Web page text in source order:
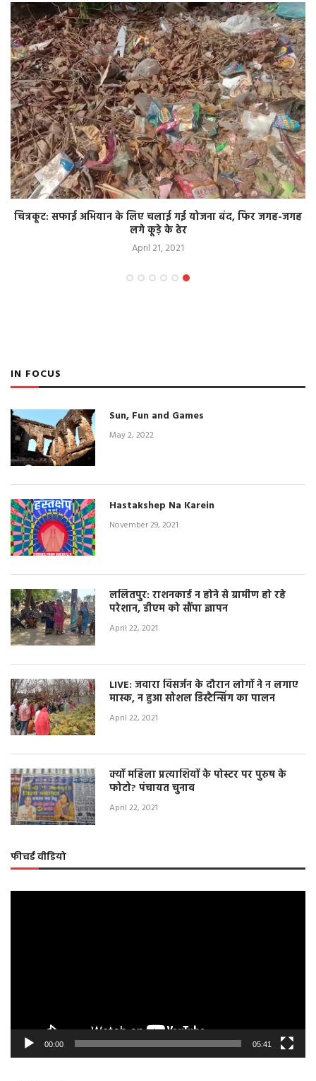
चित्रकूट: सफाई अभियान के लिए चलाई गई योजना बंद, फिर जगह-जगह
लगे कूड़े के ढेर
April 21, 2021
IN FOCUS
Sun, Fun and Games
May 2, 2022
Hastakshep Na Karein
November 29, 2021
ललितपुर: राशनकार्ड न होने से ग्रामीण हो रहे
परेशान, डीएम को सौंपा ज्ञापन
April 22, 2021
LIVE: जवारा विसर्जन के दौरान लोगों ने न लगाए
मास्क, न हुआ सोशल डिस्टैन्सिंग का पालन
April 22, 2021
क्यों महिला प्रत्याशियों के पोस्टर पर पुरुष के
फोटो? पंचायत चुनाव
April 22, 2021
फीचर्ड वीडियो
00:00 05:41